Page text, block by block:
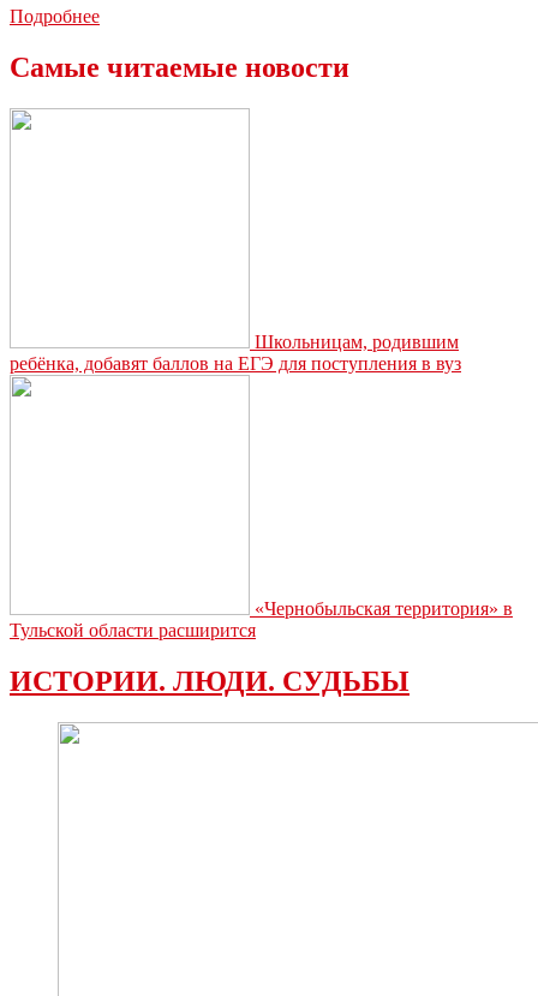
ПодробнееВ
память
Самые читаемые новости
Школьницам, родившим
ребёнка, добавят баллов на ЕГЭ для поступления в вуз
«Чернобыльская территория» в
Тульской области расширится
ИСТОРИИ. ЛЮДИ. СУДЬБЫ